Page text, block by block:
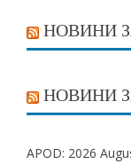
НОВИНИ
НОВИНИ
APOD: 2026